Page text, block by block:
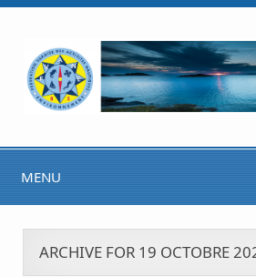
MENU
ARCHIVE FOR 19 OCTOBRE